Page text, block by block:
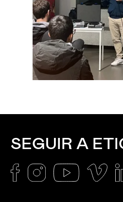
SEGUIR A